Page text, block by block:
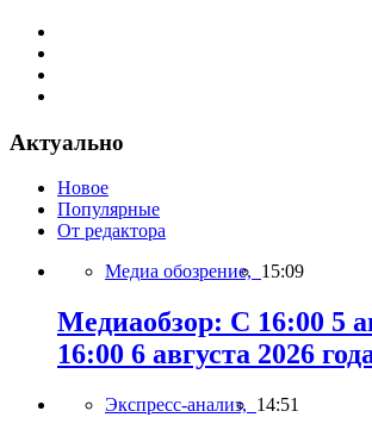
Актуально
Новое
Популярные
От редактора
Медиа обозрение, 15:09
Медиаобзор: С 16:00 5
16:00 6 августа 2026
Экспресс-анализ, 14:51